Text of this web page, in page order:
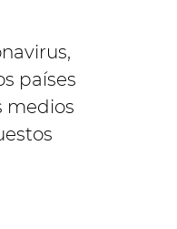
países
medios